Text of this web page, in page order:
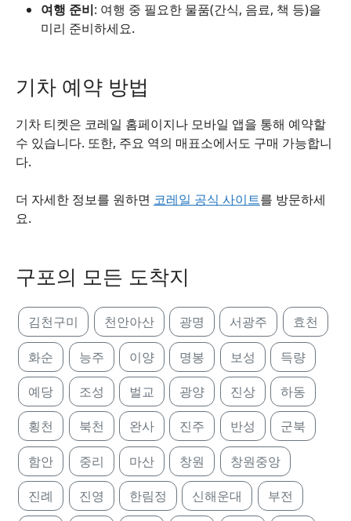
여행 준비: 여행 중 필요한 물품(간식, 음료, 책 등)을
미리 준비하세요.
기차 예약 방법
기차 티켓은 코레일 홈페이지나 모바일 앱을 통해 예약할
수 있습니다. 또한, 주요 역의 매표소에서도 구매 가능합니
다.
더 자세한 정보를 원하면 코레일 공식 사이트를 방문하세
요.
구포의 모든 도착지
김천구미 천안아산 광명 서광주 효천
화순 능주 이양 명봉 보성 득량
예당 조성 벌교 광양 진상 하동
횡천 북천 완사 진주 반성 군북
함안 중리 마산 창원 창원중앙
진례 진영 한림정 신해운대 부전